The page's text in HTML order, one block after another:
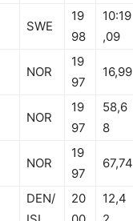
SWE
19
98
10:19
,09
NOR
19
97
16,99
NOR
19
97
58,6
8
NOR
19
97
67,74
DEN/
20
12,4